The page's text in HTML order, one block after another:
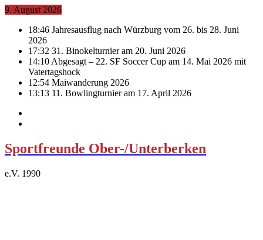
9. August 2026
18:46 Jahresausflug nach Würzburg vom 26. bis 28. Juni
2026
17:32 31. Binokelturnier am 20. Juni 2026
14:10 Abgesagt – 22. SF Soccer Cup am 14. Mai 2026 mit
Vatertagshock
12:54 Maiwanderung 2026
13:13 11. Bowlingturnier am 17. April 2026
Sportfreunde Ober-/Unterberken
e.V. 1990